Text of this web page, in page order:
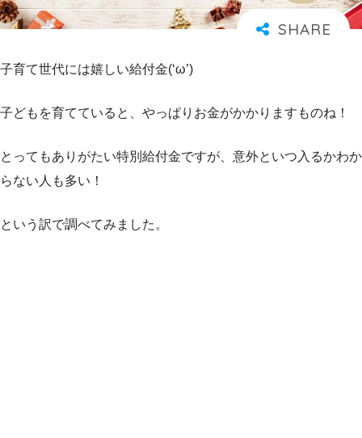
子育て世代には嬉しい給付金(‘ω’)
子どもを育てていると、やっぱりお金がかかりますものね！
とってもありがたい特別給付金ですが、意外といつ入るかわか
らない人も多い！
という訳で調べてみました。